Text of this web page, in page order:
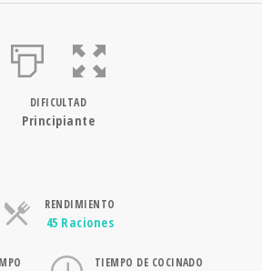
DIFICULTAD
Principiante
RENDIMIENTO
45 RacionesRaciones
TIEMPO DE COCINADO